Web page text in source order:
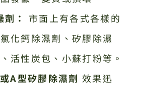
：
市面上有各式各樣的
化鈣除濕劑、矽膠除濕
活性炭包、小蘇打粉等。
A型矽膠除濕劑 效果迅